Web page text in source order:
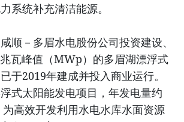
系统补充清洁能源。
顺－多眉水电股份公司投资建设、
瓦峰值（MWp）的多眉湖漂浮式
于2019年建成并投入商业运行。
式太阳能发电项目，年发电量约
高效开发利用水电水库水面资源